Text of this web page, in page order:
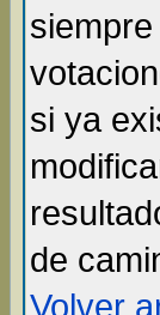
si ya
de
Volver